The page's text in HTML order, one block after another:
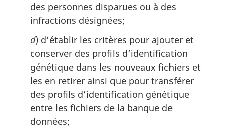
des personnes disparues ou à des
infractions désignées;
d) d’établir les critères pour ajouter et
conserver des profils d’identification
génétique dans les nouveaux fichiers et
les en retirer ainsi que pour transférer
des profils d’identification génétique
entre les fichiers de la banque de
données;